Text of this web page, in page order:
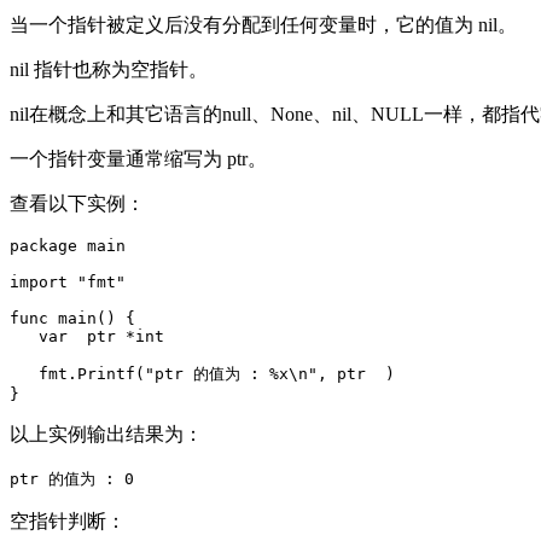
当一个指针被定义后没有分配到任何变量时，它的值为 nil。
nil 指针也称为空指针。
nil在概念上和其它语言的null、None、nil、NULL一样，都指代
一个指针变量通常缩写为 ptr。
查看以下实例：
package main
import "fmt"
func main() {
   var  ptr *int
   fmt.Printf("ptr 的值为 : %x\n", ptr  )
以上实例输出结果为：
ptr 的值为 : 0
空指针判断：